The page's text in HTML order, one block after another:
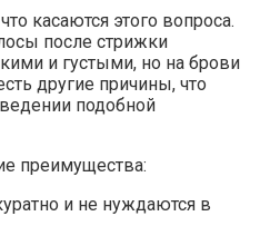
касаются этого вопроса.
после стрижки
и густыми, но на брови
другие причины, что
подобной
преимущества:
и не нуждаются в